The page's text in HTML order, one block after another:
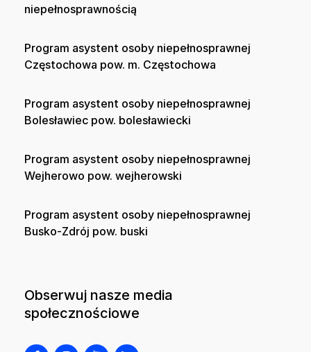
niepełnosprawnością
Program asystent osoby niepełnosprawnej
Częstochowa pow. m. Częstochowa
Program asystent osoby niepełnosprawnej
Bolesławiec pow. bolesławiecki
Program asystent osoby niepełnosprawnej
Wejherowo pow. wejherowski
Program asystent osoby niepełnosprawnej
Busko-Zdrój pow. buski
Obserwuj nasze media
społecznościowe